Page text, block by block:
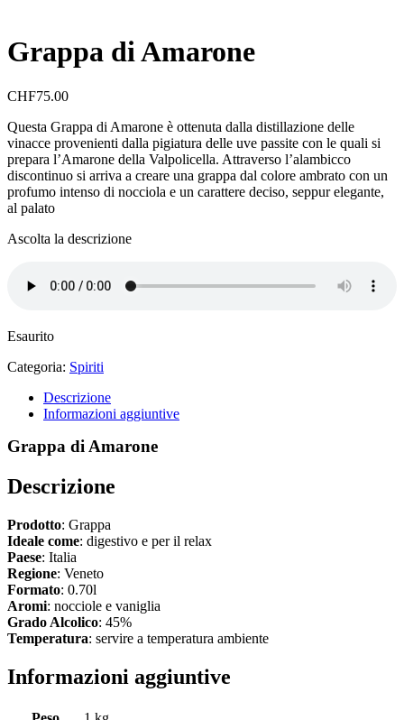
Grappa di Amarone
CHF75.00
Questa Grappa di Amarone è ottenuta dalla distillazione delle
vinacce provenienti dalla pigiatura delle uve passite con le quali si
prepara l’Amarone della Valpolicella. Attraverso l’alambicco
discontinuo si arriva a creare una grappa dal colore ambrato con un
profumo intenso di nocciola e un carattere deciso, seppur elegante,
al palato
Ascolta la descrizione
Esaurito
Categoria: Spiriti
Descrizione
Informazioni aggiuntive
Grappa di Amarone
Descrizione
Prodotto: Grappa
Ideale come: digestivo e per il relax
Paese: Italia
Regione: Veneto
Formato: 0.70l
Aromi: nocciole e vaniglia
Grado Alcolico: 45%
Temperatura: servire a temperatura ambiente
Informazioni aggiuntive